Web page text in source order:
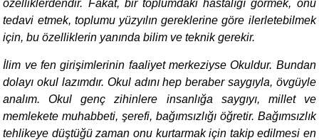
özelliklerdendir. Fakat, bir toplumdaki hastalığı görmek, onu
tedavi etmek, toplumu yüzyılın gereklerine göre ilerletebilmek
için, bu özelliklerin yanında bilim ve teknik gerekir.
İlim ve fen girişimlerinin faaliyet merkeziyse Okuldur. Bundan
dolayı okul lazımdır. Okul adını hep beraber saygıyla, övgüyle
analım. Okul genç zihinlere insanlığa saygıyı, millet ve
memlekete muhabbeti, şerefi, bağımsızlığı öğretir. Bağımsızlık
tehlikeye düştüğü zaman onu kurtarmak için takip edilmesi en